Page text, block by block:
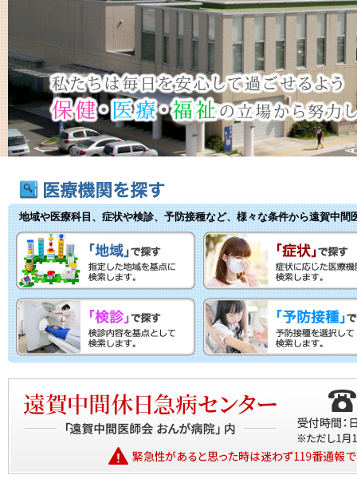
地域や医療科目、症状や検診、予防接種など、様々な条件から遠賀中